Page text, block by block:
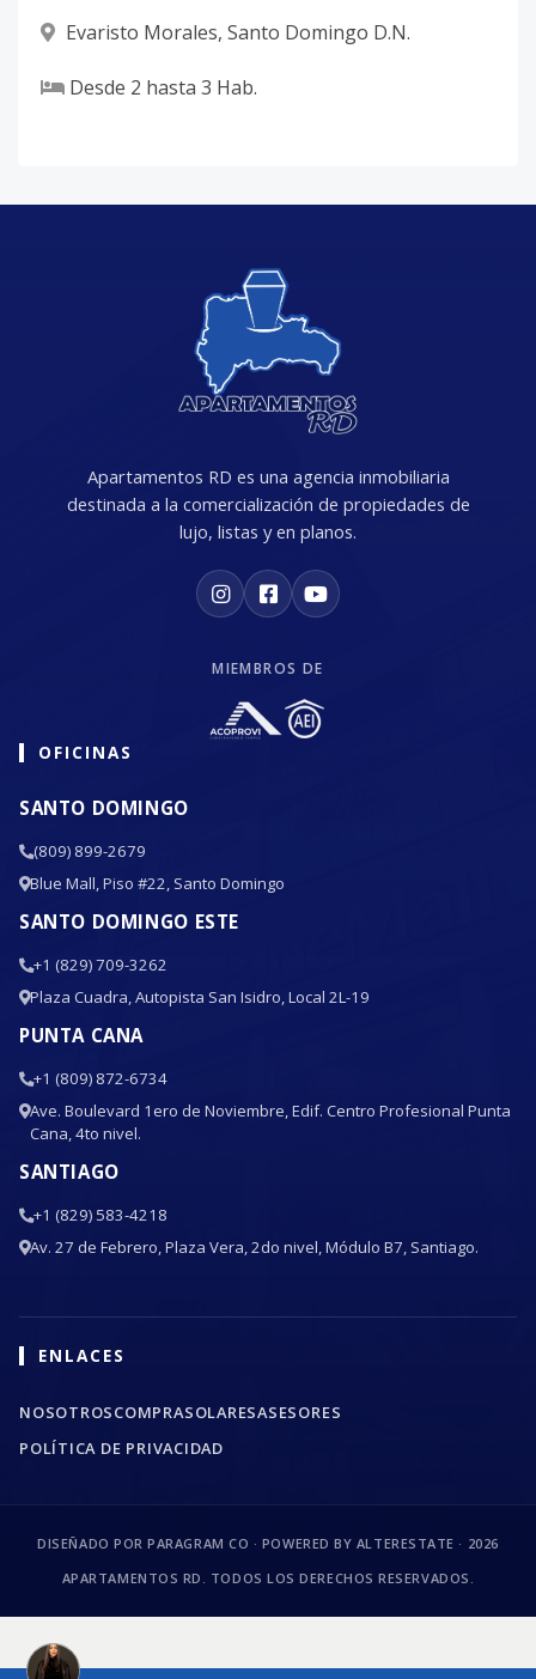
Evaristo Morales, Santo Domingo D.N.
Desde 2 hasta 3 Hab.
Apartamentos RD es una agencia inmobiliaria
destinada a la comercialización de propiedades de
lujo, listas y en planos.
MIEMBROS DE
OFICINAS
SANTO DOMINGO
(809) 899-2679
Blue Mall, Piso #22, Santo Domingo
SANTO DOMINGO ESTE
+1 (829) 709-3262
Plaza Cuadra, Autopista San Isidro, Local 2L-19
PUNTA CANA
+1 (809) 872-6734
Ave. Boulevard 1ero de Noviembre, Edif. Centro Profesional Punta
Cana, 4to nivel.
SANTIAGO
+1 (829) 583-4218
Av. 27 de Febrero, Plaza Vera, 2do nivel, Módulo B7, Santiago.
ENLACES
NOSOTROSCOMPRASOLARESASESORES
POLÍTICA DE PRIVACIDAD
DISEÑADO POR PARAGRAM CO · POWERED BY ALTERESTATE · 2026
APARTAMENTOS RD. TODOS LOS DERECHOS RESERVADOS.